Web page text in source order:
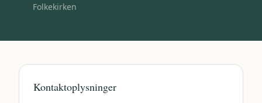
Folkekirken
Kontaktoplysninger